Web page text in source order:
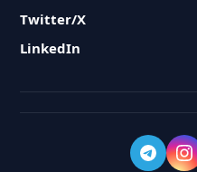
Twitter/X
LinkedIn